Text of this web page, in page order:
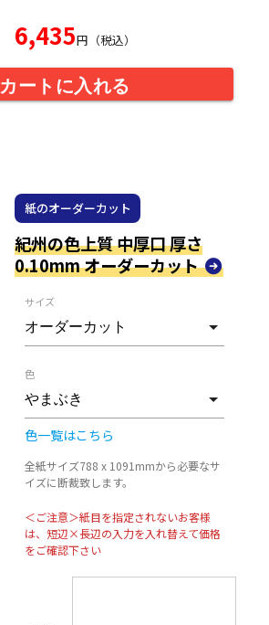
6,435円（税込）
カートに入れる
紙のオーダーカット
紀州の色上質 中厚口 厚さ
0.10mm オーダーカット
サイズ
色
色一覧はこちら
全紙サイズ788 x 1091mmから必要なサ
イズに断裁致します。
＜ご注意＞紙目を指定されないお客様
は、短辺×長辺の入力を入れ替えて価格
をご確認下さい